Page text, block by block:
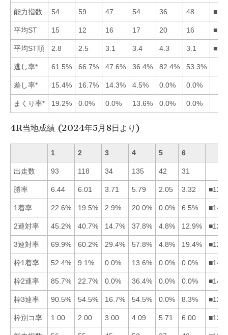
能力指数 54 59 47 54 36 48
平均ST 15 12 16 17 20 16
平均ST順 2.8 2.5 3.1 3.4 4.3 3.1
逃し率* 61.5% 66.7% 47.6% 36.4% 82.4% 53.3%
差し率* 15.4% 16.7% 14.3% 4.5% 0.0% 0.0%
まくり率* 19.2% 0.0% 0.0% 13.6% 0.0% 0.0%
4R当地成績 (2024年5月8日より)
1 2 3 4 5 6
出走数 93 118 34 135 42 31
勝率 6.44 6.01 3.71 5.79 2.05 3.32
1着率 22.6% 19.5% 2.9% 20.0% 0.0% 6.5%
2連対率 45.2% 40.7% 14.7% 37.8% 4.8% 12.9%
3連対率 69.9% 60.2% 29.4% 57.8% 4.8% 19.4%
枠1着率 52.4% 9.1% 0.0% 13.6% 0.0% 0.0%
枠2連率 85.7% 22.7% 0.0% 36.4% 0.0% 0.0%
枠3連率 90.5% 54.5% 16.7% 54.5% 0.0% 8.3%
枠別コ率 1.00 2.00 3.00 4.09 5.71 6.00